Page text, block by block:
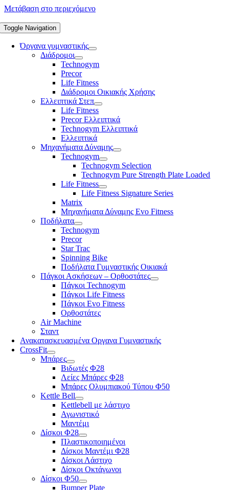
Μετάβαση στο περιεχόμενο
Toggle Navigation
Όργανα γυμναστικής
Διάδρομοι
Technogym
Precor
Life Fitness
Διάδρομοι Οικιακής Χρήσης
Ελλειπτικά Στεπ
Life Fitness
Precor Ελλειπτικά
Technogym Ελλειπτικά
Ελλειπτικά
Μηχανήματα Δύναμης
Technogym
Technogym Selection
Technogym Pure Strength Plate Loaded
Life Fitness
Life Fitness Signature Series
Matrix
Μηχανήματα Δύναμης Evo Fitness
Ποδήλατα
Technogym
Precor
Star Trac
Spinning Bike
Ποδήλατα Γυμναστικής Οικιακά
Πάγκοι Ασκήσεων – Ορθοστάτες
Πάγκοι Technogym
Πάγκοι Life Fitness
Πάγκοι Evo Fitness
Ορθοστάτες
Air Machine
Σταντ
Ανακατασκευασμένα Οργανα Γυμναστικής
CrossFit
Μπάρες
Βιδωτές Φ28
Λείες Μπάρες Φ28
Μπάρες Ολυμπιακού Τύπου Φ50
Kettle Bell
Kettlebell με λάστιχο
Αγωνιστικό
Μαντέμι
Δίσκοι Φ28
Πλαστικοποιημένοι
Δίσκοι Μαντέμι Φ28
Δίσκοι Λάστιχο
Δίσκοι Οκτάγωνοι
Δίσκοι Φ50
Bumper Plate